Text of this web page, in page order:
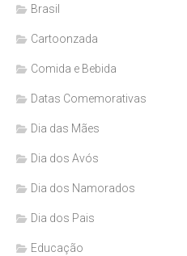
Brasil
Cartoonzada
Comida e Bebida
Datas Comemorativas
Dia das Mães
Dia dos Avós
Dia dos Namorados
Dia dos Pais
Educação